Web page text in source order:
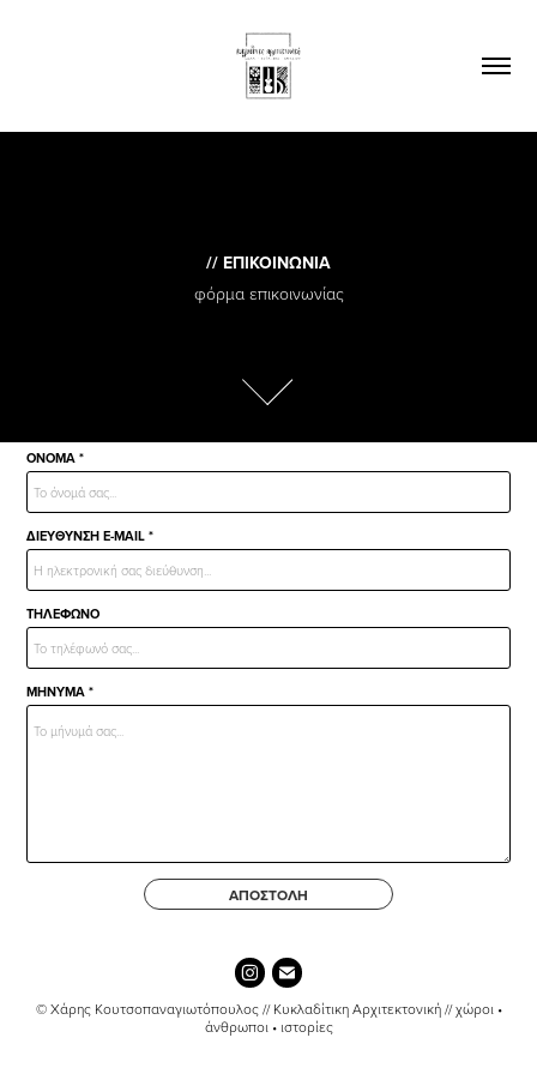
// ΕΠΙΚΟΙΝΩΝΙΑ
φόρμα επικοινωνίας
ΟΝΟΜΑ *
ΔΙΕΥΘΥΝΣΗ E-MAIL *
ΤΗΛΕΦΩΝΟ
ΜΗΝΥΜΑ *
ΑΠΟΣΤΟΛΗ
© Χάρης Κουτσοπαναγιωτόπουλος // Κυκλαδίτικη Αρχιτεκτονική // χώροι •
άνθρωποι • ιστορίες